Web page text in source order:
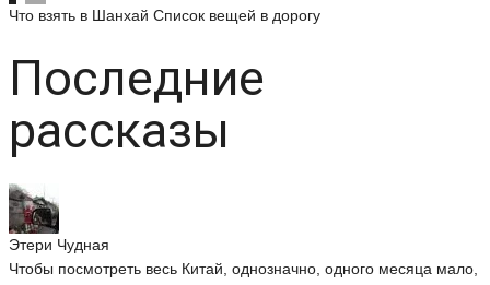
Что взять в Шанхай Список вещей в дорогу
Последние
рассказы
Этери Чудная
Чтобы посмотреть весь Китай, однозначно, одного месяца мало,